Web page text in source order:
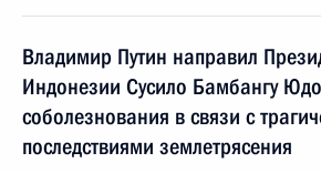
Владимир Путин направил
Индонезии Сусило Бамбангу
соболезнования в связи с
последствиями землетрясения